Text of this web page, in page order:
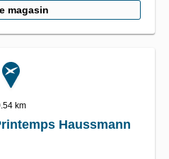
magasin
km
Haussmann